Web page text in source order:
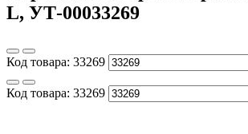
L, УТ-00033269
Код товара: 33269
Код товара: 33269